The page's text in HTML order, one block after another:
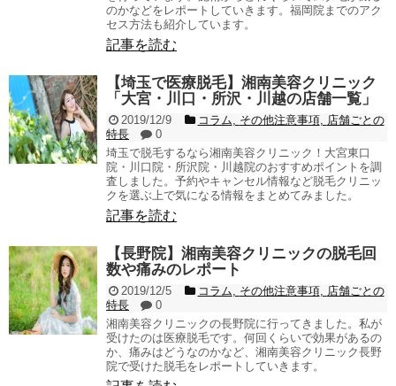
のかなどをレポートしていきます。福岡院までのアク
セス方法も紹介しています。
記事を読む
【埼玉で医療脱毛】湘南美容クリニック
「大宮・川口・所沢・川越の店舗一覧」
2019/12/9 コラム その他注意事項,
店舗ごとの
特長
0
埼玉で脱毛するなら湘南美容クリニック！大宮東口
院・川口院・所沢院・川越院のおすすめポイントを調
査しました。予約やキャンセル情報など脱毛クリニッ
クを選ぶ上で気になる情報をまとめてみました。
記事を読む
【長野院】湘南美容クリニックの脱毛回
数や痛みのレポート
2019/12/5 コラム その他注意事項,
店舗ごとの
特長
0
湘南美容クリニックの長野院に行ってきました。私が
受けたのは医療脱毛です。何回くらいで効果があるの
か、痛みはどうなのかなど、湘南美容クリニック長野
院で受けた脱毛をレポートしていきます。